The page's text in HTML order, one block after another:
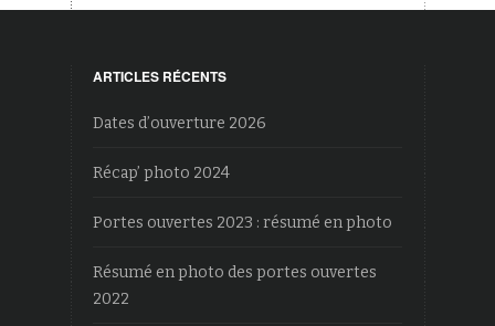
ARTICLES RÉCENTS
Dates d’ouverture 2026
Récap’ photo 2024
Portes ouvertes 2023 : résumé en photo
Résumé en photo des portes ouvertes
2022